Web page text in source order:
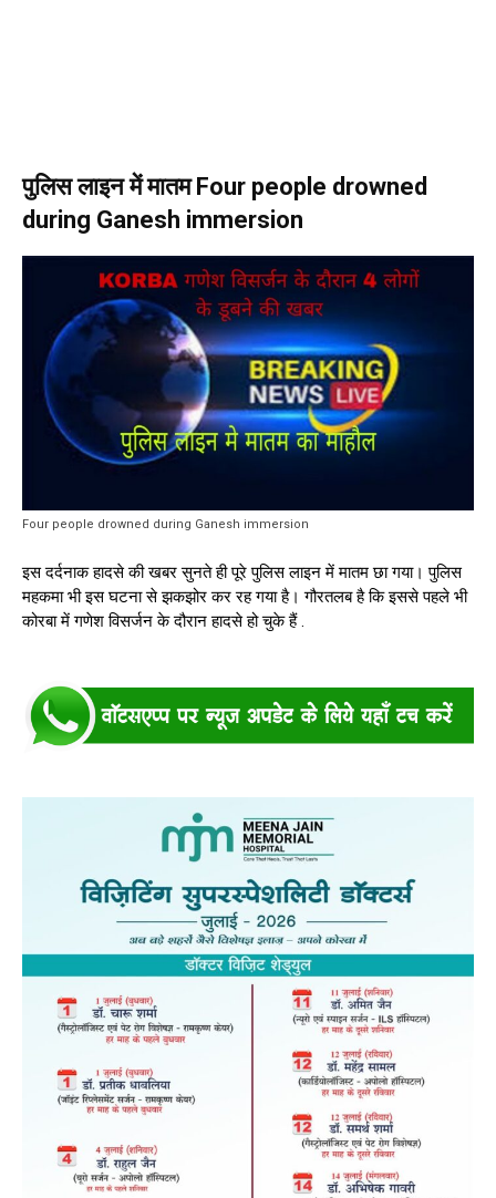
पुलिस लाइन में मातम Four people drowned
during Ganesh immersion
Four people drowned during Ganesh immersion
इस दर्दनाक हादसे की खबर सुनते ही पूरे पुलिस लाइन में मातम छा गया। पुलिस
महकमा भी इस घटना से झकझोर कर रह गया है। गौरतलब है कि इससे पहले भी
कोरबा में गणेश विसर्जन के दौरान हादसे हो चुके हैं .